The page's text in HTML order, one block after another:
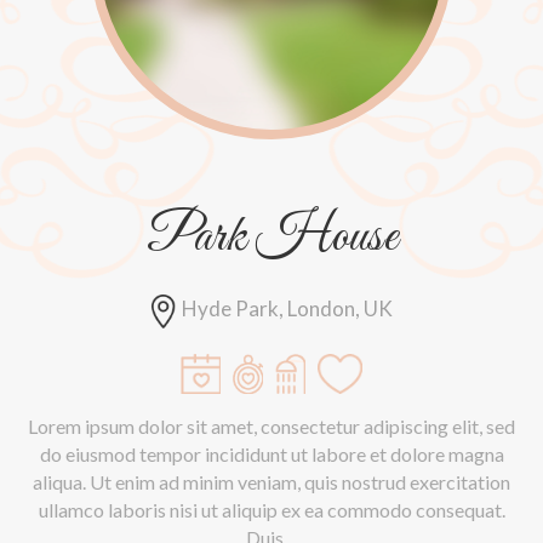
Park House
Hyde Park, London, UK
Lorem ipsum dolor sit amet, consectetur adipiscing elit, sed
do eiusmod tempor incididunt ut labore et dolore magna
aliqua. Ut enim ad minim veniam, quis nostrud exercitation
ullamco laboris nisi ut aliquip ex ea commodo consequat.
Duis ...